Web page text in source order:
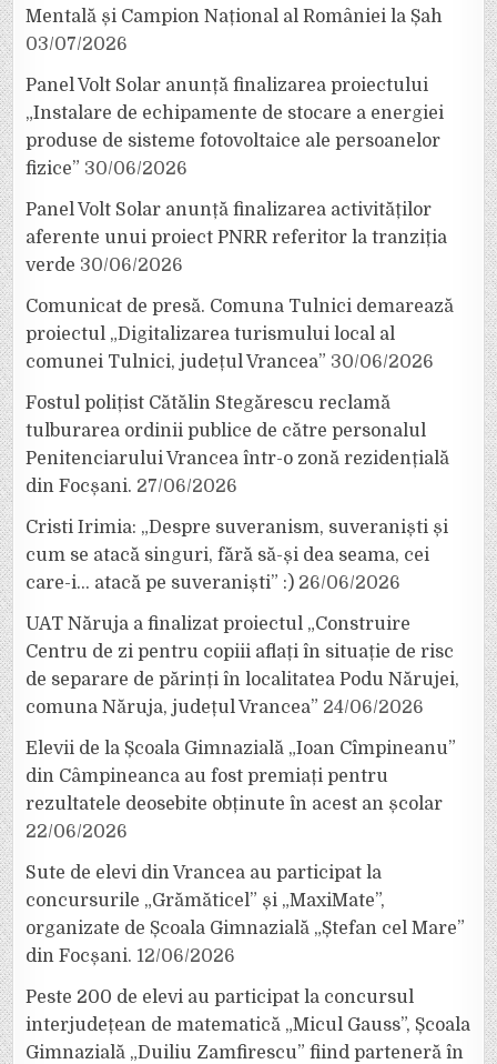
Mentală și Campion Național al României la Șah
03/07/2026
Panel Volt Solar anunță finalizarea proiectului
„Instalare de echipamente de stocare a energiei
produse de sisteme fotovoltaice ale persoanelor
fizice” 30/06/2026
Panel Volt Solar anunță finalizarea activităților
aferente unui proiect PNRR referitor la tranziția
verde 30/06/2026
Comunicat de presă. Comuna Tulnici demarează
proiectul „Digitalizarea turismului local al
comunei Tulnici, județul Vrancea” 30/06/2026
Fostul polițist Cătălin Stegărescu reclamă
tulburarea ordinii publice de către personalul
Penitenciarului Vrancea într-o zonă rezidențială
din Focșani. 27/06/2026
Cristi Irimia: „Despre suveranism, suveraniști și
cum se atacă singuri, fără să-și dea seama, cei
care-i… atacă pe suveraniști” :) 26/06/2026
UAT Năruja a finalizat proiectul „Construire
Centru de zi pentru copiii aflați în situație de risc
de separare de părinți în localitatea Podu Nărujei,
comuna Năruja, județul Vrancea” 24/06/2026
Elevii de la Școala Gimnazială „Ioan Cîmpineanu”
din Câmpineanca au fost premiați pentru
rezultatele deosebite obținute în acest an școlar
22/06/2026
Sute de elevi din Vrancea au participat la
concursurile „Grămăticel” și „MaxiMate”,
organizate de Școala Gimnazială „Ștefan cel Mare”
din Focșani. 12/06/2026
Peste 200 de elevi au participat la concursul
interjudețean de matematică „Micul Gauss”, Școala
Gimnazială „Duiliu Zamfirescu” fiind parteneră în